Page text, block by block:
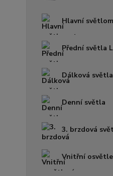
Hlavní
Přední světla
Dálková
Denní světla
3. brzdová
Vnitřní